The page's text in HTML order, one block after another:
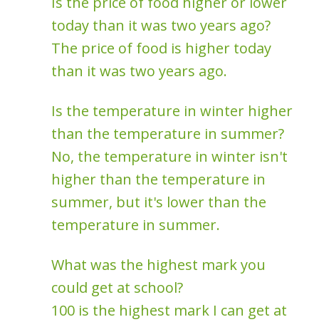
today than it was two years ago?
The price of food is higher today
than it was two years ago.
Is the temperature in winter higher
than the temperature in summer?
No, the temperature in winter isn't
higher than the temperature in
summer, but it's lower than the
temperature in summer.
What was the highest mark you
could get at school?
100 is the highest mark I can get at